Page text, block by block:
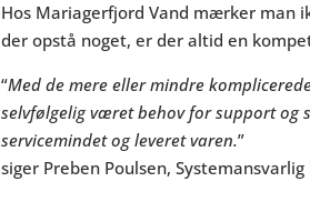
Hos Mariagerfjord Vand mærker man
der opstå noget, er der altid en
“Med de mere eller mindre
selvfølgelig været behov for support og
servicemindet og leveret varen.”
siger Preben Poulsen,